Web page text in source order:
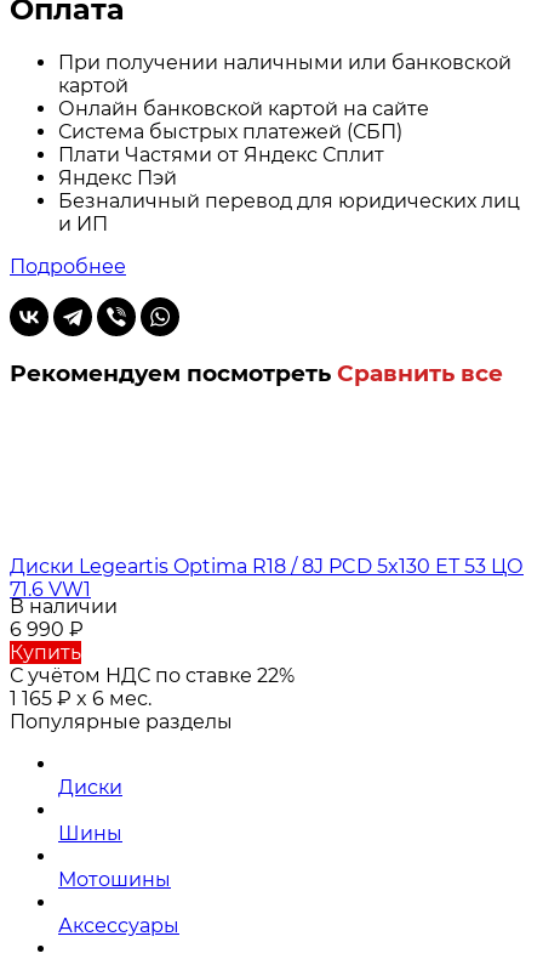
Оплата
При получении наличными или банковской
картой
Онлайн банковской картой на сайте
Система быстрых платежей (СБП)
Плати Частями от Яндекс Сплит
Яндекс Пэй
Безналичный перевод для юридических лиц
и ИП
Подробнее
Рекомендуем посмотреть Сравнить все
Диски Legeartis Optima R18 / 8J PCD 5x130 ЕТ 53 ЦО
71.6 VW1
В наличии
6 990 ₽
Купить
С учётом НДС по ставке 22%
1 165 ₽ x 6 мес.
Популярные разделы
Диски
Шины
Мотошины
Аксессуары